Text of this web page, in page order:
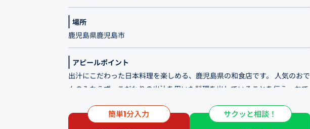
場所
鹿児島県鹿児島市
アピールポイント
出汁にこだわった日本料理を楽しめる、鹿児島県の和食店です。 人気のおで
んのみならず、こだわりの出汁を用いた料理を出していることを伝え、おで
新規のお客様のご来店に繋げるよう制作しています。
簡単1分入力 サクッと相談！